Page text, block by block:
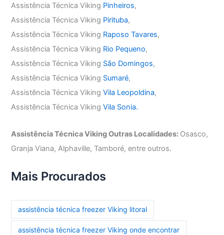
Assistência Técnica Viking Pinheiros,
Assistência Técnica Viking Pirituba,
Assistência Técnica Viking Raposo Tavares,
Assistência Técnica Viking Rio Pequeno,
Assistência Técnica Viking São Domingos,
Assistência Técnica Viking Sumaré,
Assistência Técnica VikingVila Leopoldina,
Assistência Técnica VikingVila Sonia.
Assistência Técnica Viking Outras Localidades: Osasco,
Granja Viana, Alphaville, Tamboré, entre outros.
Mais Procurados
assistência técnica freezer Viking litoral
assistência técnica freezer Viking onde encontrar